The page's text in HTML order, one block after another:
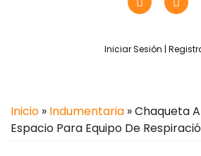
Iniciar Sesión |
Inicio » Indumentaria » Chaqueta
Espacio Para Equipo De